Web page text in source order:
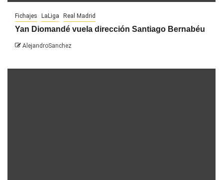
Fichajes LaLiga Real Madrid
Yan Diomandé vuela dirección Santiago Bernabéu
AlejandroSanchez